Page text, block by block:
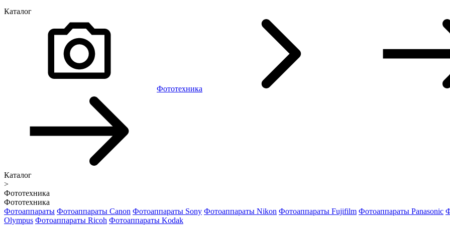
Каталог
Фототехника
Каталог
>
Фототехника
Фототехника
Фотоаппараты Фотоаппараты Canon Фотоаппараты Sony Фотоаппараты Nikon Фотоаппараты Fujifilm Фотоаппараты Panasonic
Olympus Фотоаппараты Ricoh Фотоаппараты Kodak